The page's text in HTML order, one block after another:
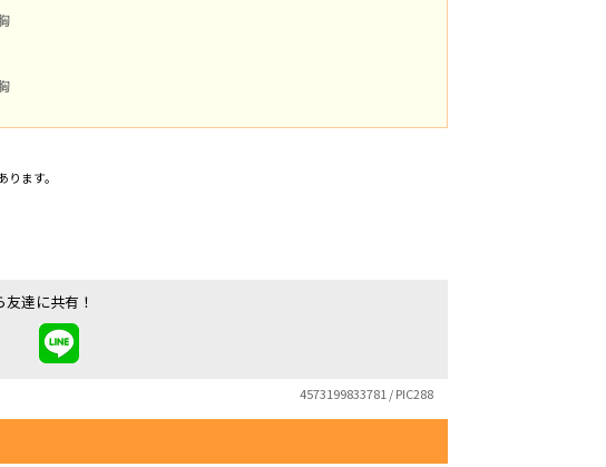
ます。
友達に共有！
4573199833781 / PIC288